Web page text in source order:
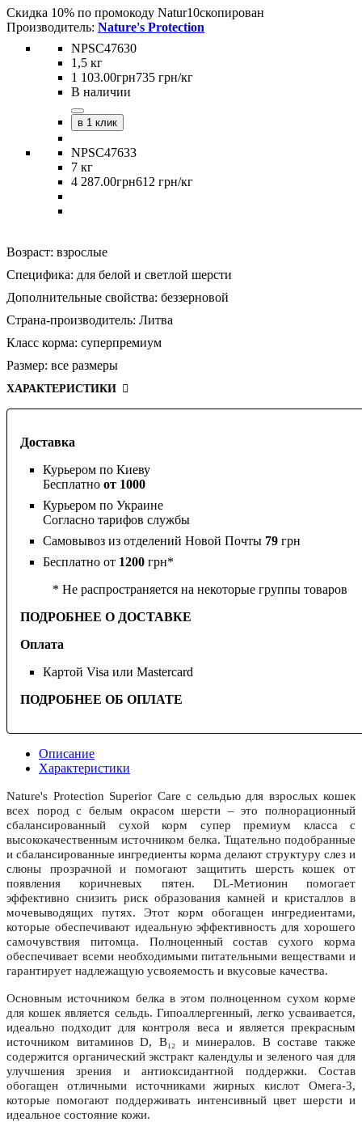
Доставка
Курьером по Киеву
Бесплатно от 1000
Курьером по Украине
Согласно тарифов службы
Самовывоз из отделений Новой Почты 79 грн
Бесплатно от 1200 грн*
* Не распространяется на некоторые группы товаров
ПОДРОБНЕЕ О ДОСТАВКЕ
Оплата
Картой Visa или Mastercard
ПОДРОБНЕЕ ОБ ОПЛАТЕ
Скидка 10% по промокоду Natur10скопирован
Nature's Protection
NPSC47630
1,5 кг
1 103.00грн735 грн/кг
В наличии
в 1 клик
NPSC47633
7 кг
4 287.00грн612 грн/кг
Возраст: взрослые
Специфика: для белой и светлой шерсти
Дополнительные свойства: беззерновой
Страна-производитель: Литва
Класс корма: суперпремиум
Размер: все размеры
ХАРАКТЕРИСТИКИ
Описание
Характеристики
Nature's Protection Superior Care с сельдью для взрослых кошек
всех пород с белым окрасом шерсти – это полнорационный
сбалансированный сухой корм супер премиум класса с
высококачественным источником белка. Тщательно подобранные
и сбалансированные ингредиенты корма делают структуру слез и
слюны прозрачной и помогают защитить шерсть кошек от
появления коричневых пятен. DL-Метионин помогает
эффективно снизить риск образования камней и кристаллов в
мочевыводящих путях. Этот корм обогащен ингредиентами,
которые обеспечивают идеальную эффективность для хорошего
самочувствия питомца. Полноценный состав сухого корма
обеспечивает всеми необходимыми питательными веществами и
гарантирует надлежащую усвояемость и вкусовые качества.
Основным источником белка в этом полноценном сухом корме
для кошек является сельдь. Гипоаллергенный, легко усваивается,
идеально подходит для контроля веса и является прекрасным
источником витаминов D, B₁₂ и минералов. В составе также
содержится органический экстракт календулы и зеленого чая для
улучшения зрения и антиоксидантной поддержки. Состав
обогащен отличными источниками жирных кислот Омега-3,
которые помогают поддерживать интенсивный цвет шерсти и
идеальное состояние кожи.